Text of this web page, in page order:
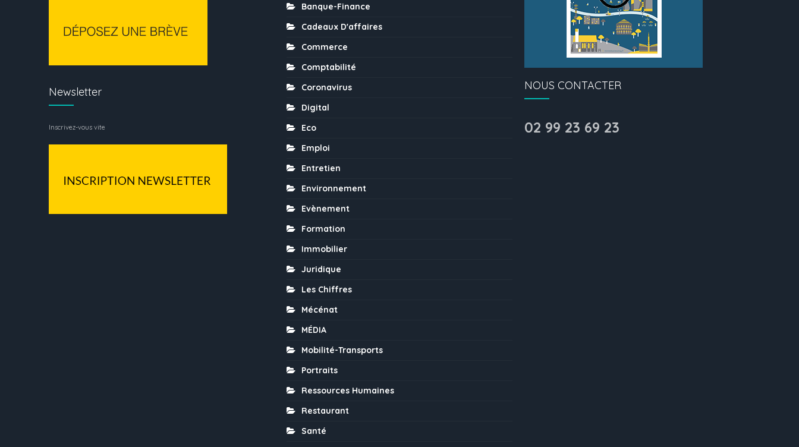
Newsletter
Inscrivez-vous vite
Banque-Finance
Cadeaux D'affaires
Commerce
Comptabilité
Coronavirus
Digital
Eco
Emploi
Entretien
Environnement
Evènement
Formation
Immobilier
Juridique
Les Chiffres
Mécénat
MÉDIA
Mobilité-Transports
Portraits
Ressources Humaines
Restaurant
Santé
NOUS CONTACTER
02 99 23 69 23